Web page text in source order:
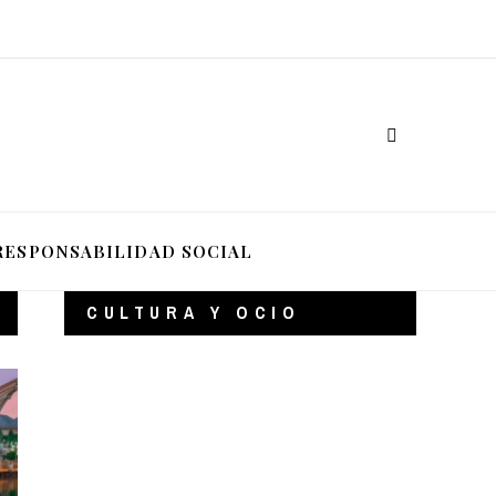
SOCIAL
CULTURA Y OCIO